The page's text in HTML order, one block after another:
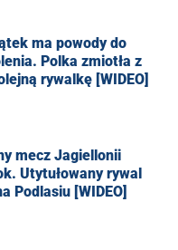
ma powody do
Polka zmiotła z
rywalkę [WIDEO]
mecz Jagiellonii
Utytułowany rywal
Podlasiu [WIDEO]